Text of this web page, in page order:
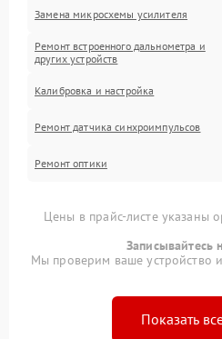
Замена микросхемы усилителя
Ремонт встроенного дальнометра и
других устройств
Калибровка и настройка
Ремонт датчика синхроимпульсов
Ремонт оптики
Цены в прайс-листе указаны
Записывайтесь
Мы проверим ваше устройство
Показать